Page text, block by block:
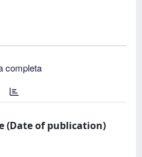
completa
(Date of publication)